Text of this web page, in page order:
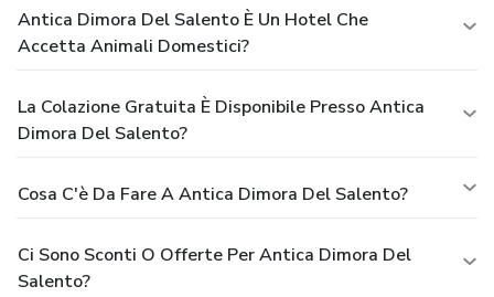
Antica Dimora Del Salento È Un Hotel Che
Accetta Animali Domestici?
La Colazione Gratuita È Disponibile Presso Antica
Dimora Del Salento?
Cosa C'è Da Fare A Antica Dimora Del Salento?
Ci Sono Sconti O Offerte Per Antica Dimora Del
Salento?